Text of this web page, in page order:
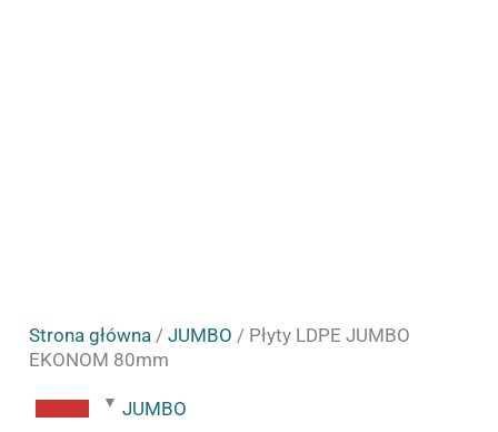
Strona główna /JUMBO / Płyty LDPE JUMBO
EKONOM 80mm
JUMBO